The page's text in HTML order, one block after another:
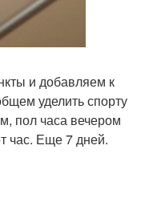
и добавляем к
уделить спорту
пол часа вечером
час. Еще 7 дней.